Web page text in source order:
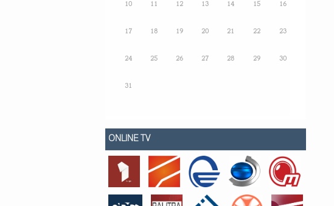
10 11 12 13 14 15 16
17 18 19 20 21 22 23
24 25 26 27 28 29 30
31
ONLINE TV